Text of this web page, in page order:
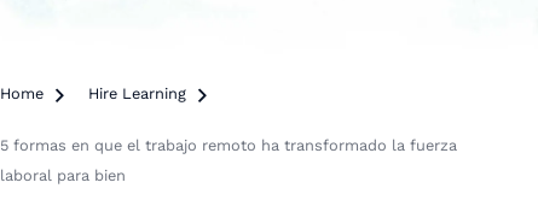
Home  Hire Learning 
5 formas en que el trabajo remoto ha transformado la fuerza
laboral para bien